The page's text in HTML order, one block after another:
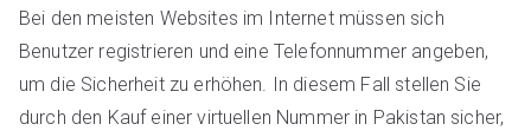
Bei den meisten Websites im Internet müssen sich
Benutzer registrieren und eine Telefonnummer angeben,
um die Sicherheit zu erhöhen. In diesem Fall stellen Sie
durch den Kauf einer virtuellen Nummer in Pakistan sicher,